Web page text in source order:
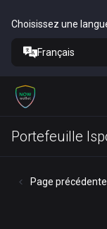
Choisissez une
Français
Portefeuille
Page précédente